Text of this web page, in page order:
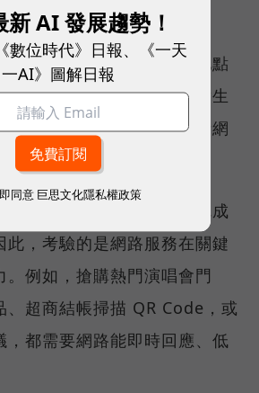
度只反映單一時間、單一地點
項指標更重視使用者在真實生
因此也是最能反映電信業者網
的獎項。
量的是使用者是否能順利完成
此，考驗的是網路服務在關鍵
。例如，搶購熱門演唱會門
、超商結帳掃描 QR Code，或
，都需要網路能即時回應、低
新 AI 發展趨勢！
數位時代》日報、《一天
一AI》圖解日報
同意 巨思文化隱私權政策